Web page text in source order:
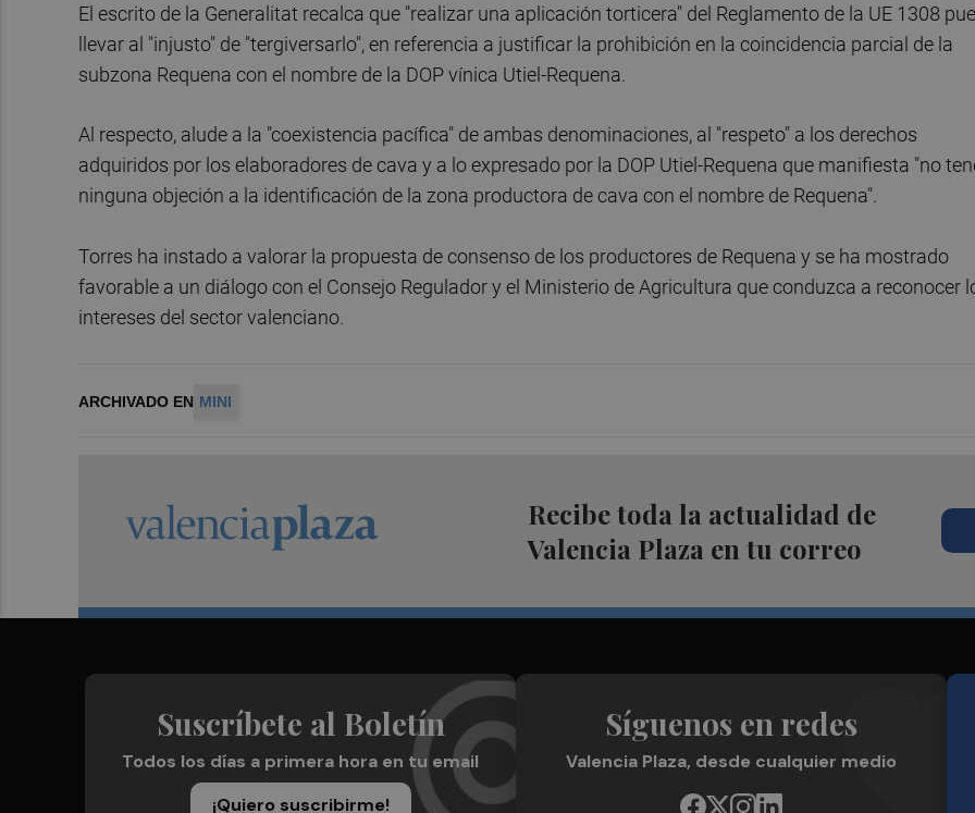
El escrito de la Generalitat recalca que "realizar una aplicación torticera" del Reglamento de la UE 1308
llevar al "injusto" de "tergiversarlo", en referencia a justificar la prohibición en la coincidencia parcial de la
subzona Requena con el nombre de la DOP vínica Utiel-Requena.
Al respecto, alude a la "coexistencia pacífica" de ambas denominaciones, al "respeto" a los derechos
adquiridos por los elaboradores de cava y a lo expresado por la DOP Utiel-Requena que manifiesta "no
ninguna objeción a la identificación de la zona productora de cava con el nombre de Requena".
Torres ha instado a valorar la propuesta de consenso de los productores de Requena y se ha mostrado
favorable a un diálogo con el Consejo Regulador y el Ministerio de Agricultura que conduzca a reconocer
intereses del sector valenciano.
ARCHIVADO EN MINI
Recibe toda la actualidad de
Valencia Plaza en tu correo
Suscríbete al Boletín
Todos los días a primera hora en tu email
¡Quiero suscribirme!
Síguenos en redes
Valencia Plaza, desde cualquier medio